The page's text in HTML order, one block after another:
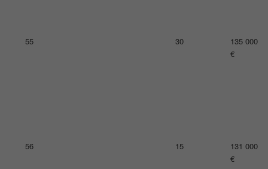
59 21
124 000
€
60 18
123 000
€